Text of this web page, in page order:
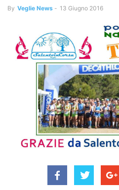
By Veglie News - 13 Giugno 2016